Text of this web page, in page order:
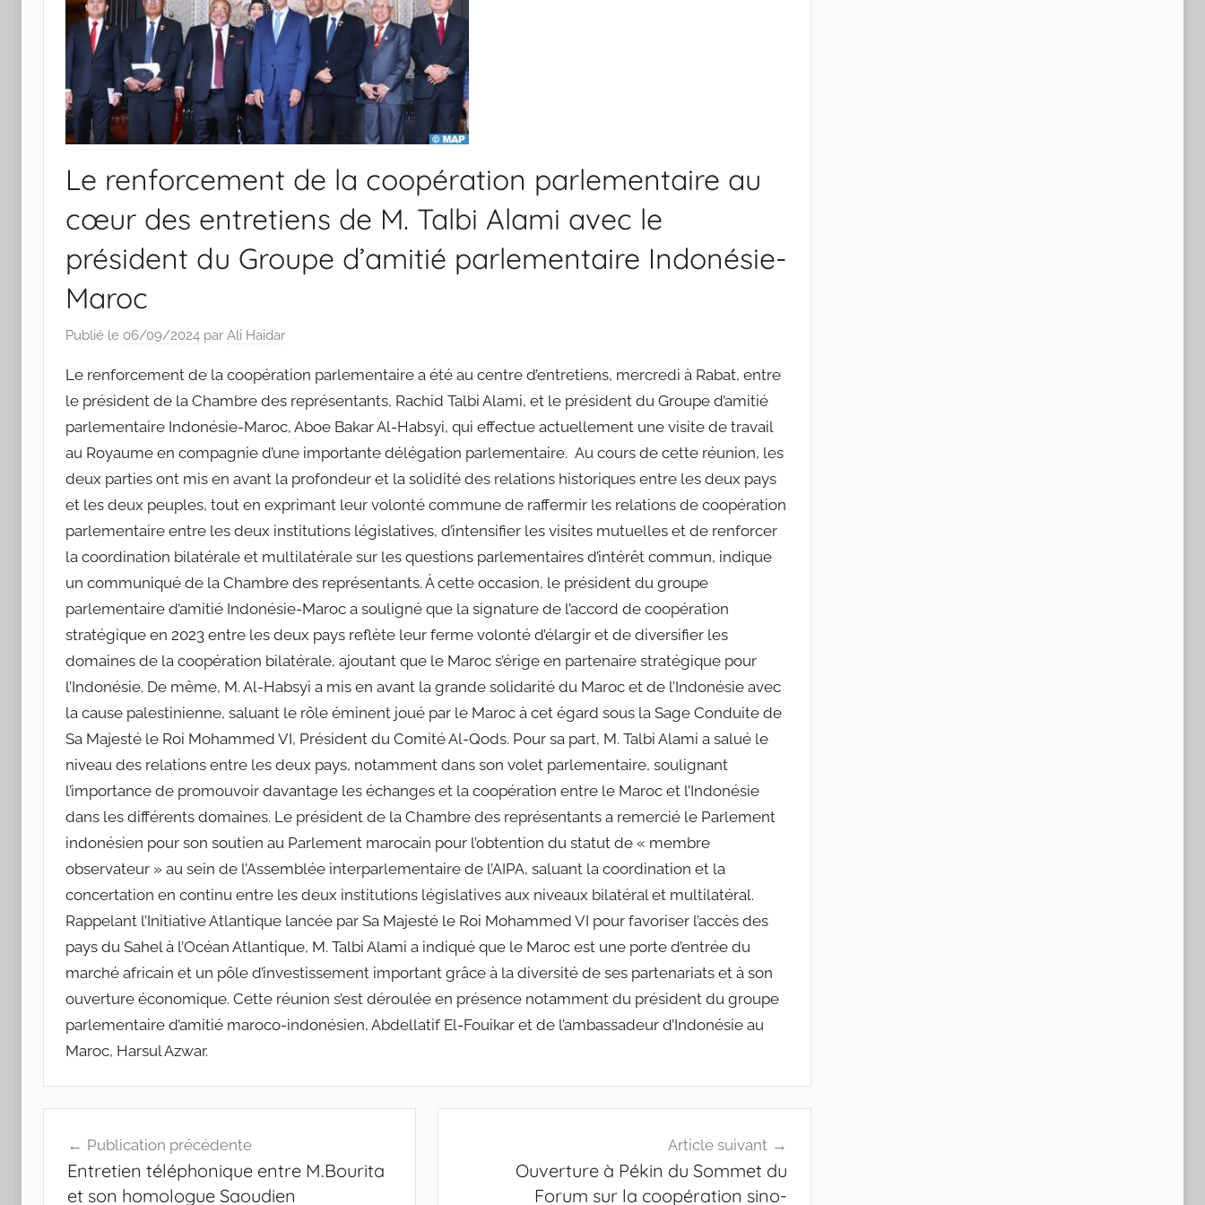
Le renforcement de la coopération parlementaire au
cœur des entretiens de M. Talbi Alami avec le
président du Groupe d’amitié parlementaire Indonésie-
Maroc
Publié le 06/09/2024 par Ali Haidar
Le renforcement de la coopération parlementaire a été au centre d’entretiens, mercredi à Rabat, entre
le président de la Chambre des représentants, Rachid Talbi Alami, et le président du Groupe d’amitié
parlementaire Indonésie-Maroc, Aboe Bakar Al-Habsyi, qui effectue actuellement une visite de travail
au Royaume en compagnie d’une importante délégation parlementaire. Au cours de cette réunion, les
deux parties ont mis en avant la profondeur et la solidité des relations historiques entre les deux pays
et les deux peuples, tout en exprimant leur volonté commune de raffermir les relations de coopération
parlementaire entre les deux institutions législatives, d’intensifier les visites mutuelles et de renforcer
la coordination bilatérale et multilatérale sur les questions parlementaires d’intérêt commun, indique
un communiqué de la Chambre des représentants. À cette occasion, le président du groupe
parlementaire d’amitié Indonésie-Maroc a souligné que la signature de l’accord de coopération
stratégique en 2023 entre les deux pays reflète leur ferme volonté d’élargir et de diversifier les
domaines de la coopération bilatérale, ajoutant que le Maroc s’érige en partenaire stratégique pour
l’Indonésie. De même, M. Al-Habsyi a mis en avant la grande solidarité du Maroc et de l’Indonésie avec
la cause palestinienne, saluant le rôle éminent joué par le Maroc à cet égard sous la Sage Conduite de
Sa Majesté le Roi Mohammed VI, Président du Comité Al-Qods. Pour sa part, M. Talbi Alami a salué le
niveau des relations entre les deux pays, notamment dans son volet parlementaire, soulignant
l’importance de promouvoir davantage les échanges et la coopération entre le Maroc et l’Indonésie
dans les différents domaines. Le président de la Chambre des représentants a remercié le Parlement
indonésien pour son soutien au Parlement marocain pour l’obtention du statut de « membre
observateur » au sein de l’Assemblée interparlementaire de l’AIPA, saluant la coordination et la
concertation en continu entre les deux institutions législatives aux niveaux bilatéral et multilatéral.
Rappelant l’Initiative Atlantique lancée par Sa Majesté le Roi Mohammed VI pour favoriser l’accès des
pays du Sahel à l’Océan Atlantique, M. Talbi Alami a indiqué que le Maroc est une porte d’entrée du
marché africain et un pôle d’investissement important grâce à la diversité de ses partenariats et à son
ouverture économique. Cette réunion s’est déroulée en présence notamment du président du groupe
parlementaire d’amitié maroco-indonésien, Abdellatif El-Fouikar et de l’ambassadeur d’Indonésie au
Maroc, Harsul Azwar.
de
l’article
Publication précédente
Entretien téléphonique entre M.Bourita
et son homologue Saoudien
Article suivant
Ouverture à Pékin du Sommet du
Forum sur la coopération sino-